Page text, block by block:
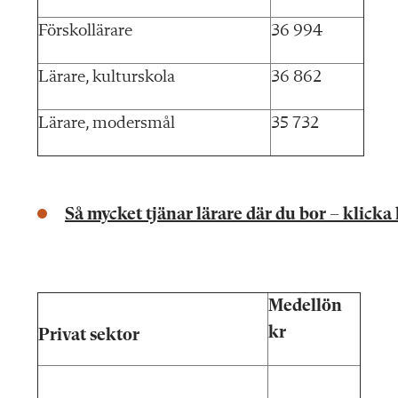
Förskollärare 36 994
Lärare, kulturskola 36 862
Lärare, modersmål 35 732
Så mycket tjänar lärare där du bor – klicka
Privat sektor
Medellön
kr